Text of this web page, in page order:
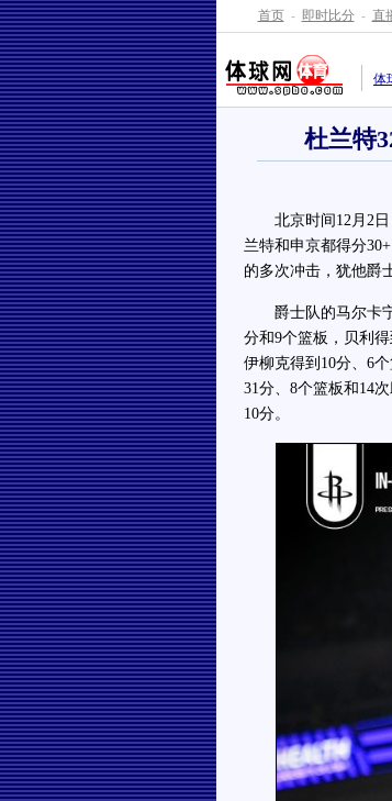
首页 - 即时比分 - 直
体
杜兰特
北京时间12月2日
兰特和申京都得分
的多次冲击，犹他爵
爵士队的马尔卡宁
分和9个篮板，贝利
伊柳克得到10分、6
31分、8个篮板和14
10分。